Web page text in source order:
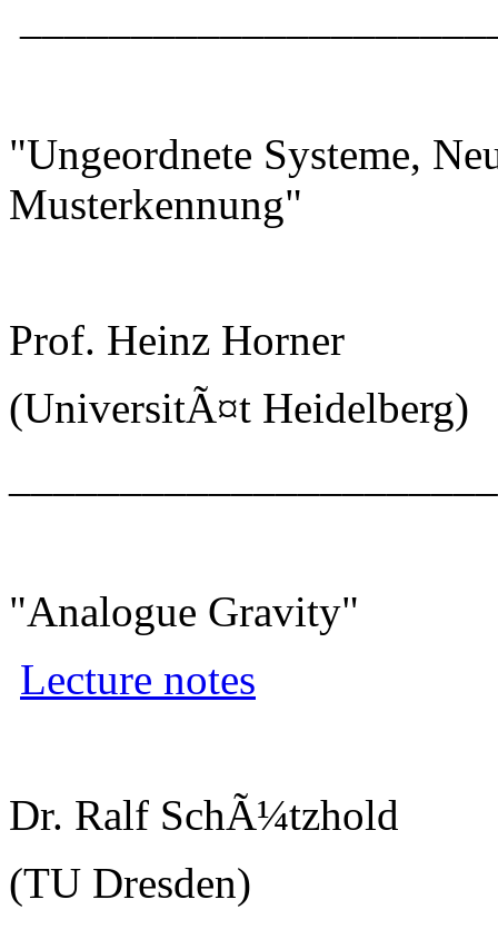
"Ungeordnete Systeme,
Musterkennung"
Prof. Heinz Horner
(UniversitÃ¤t Heidelberg)
"Analogue Gravity"
Lecture notes
Dr. Ralf SchÃ¼tzhold
(TU Dresden)